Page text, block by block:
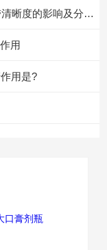
蛋白Marker保存规范：反复冻融对条带清晰度的影响及分装避坑指南
用
用是?